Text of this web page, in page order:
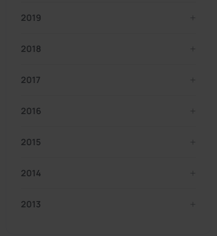
2019
2018
2017
2016
2015
2014
2013